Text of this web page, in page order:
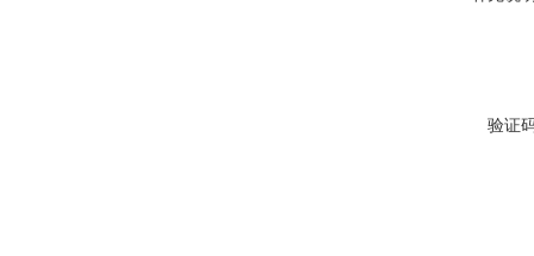
验证